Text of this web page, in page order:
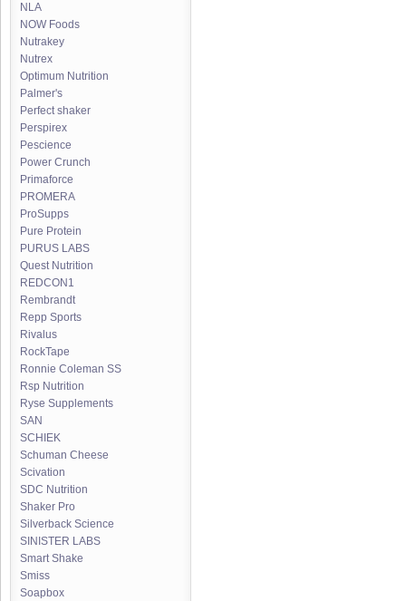
NLA
NOW Foods
Nutrakey
Nutrex
Optimum Nutrition
Palmer's
Perfect shaker
Perspirex
Pescience
Power Crunch
Primaforce
PROMERA
ProSupps
Pure Protein
PURUS LABS
Quest Nutrition
REDCON1
Rembrandt
Repp Sports
Rivalus
RockTape
Ronnie Coleman SS
Rsp Nutrition
Ryse Supplements
SAN
SCHIEK
Schuman Cheese
Scivation
SDC Nutrition
Shaker Pro
Silverback Science
SINISTER LABS
Smart Shake
Smiss
Soapbox